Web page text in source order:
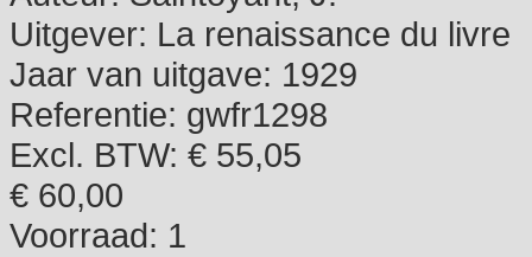
Uitgever: La renaissance du livre
Jaar van uitgave: 1929
Referentie: gwfr1298
Excl. BTW: € 55,05
€ 60,00
Voorraad: 1